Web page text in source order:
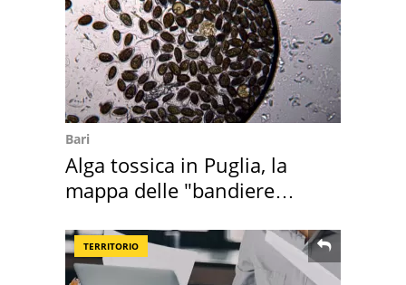
Bari
Alga tossica in Puglia, la
mappa delle "bandiere
TERRITORIO